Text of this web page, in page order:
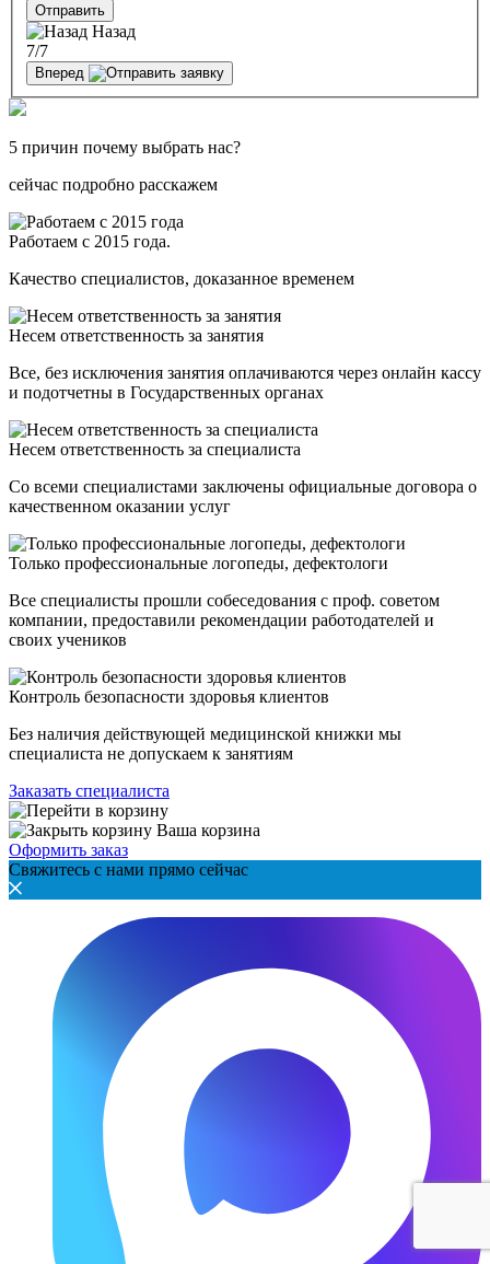
Отправить
Назад
7/7
Вперед
5 причин почему выбрать нас?
сейчас подробно расскажем
Работаем с 2015 года.
Качество специалистов, доказанное временем
Несем ответственность за занятия
Все, без исключения занятия оплачиваются через онлайн кассу
и подотчетны в Государственных органах
Несем ответственность за специалиста
Со всеми специалистами заключены официальные договора о
качественном оказании услуг
Только профессиональные логопеды, дефектологи
Все специалисты прошли собеседования с проф. советом
компании, предоставили рекомендации работодателей и
своих учеников
Контроль безопасности здоровья клиентов
Без наличия действующей медицинской книжки мы
специалиста не допускаем к занятиям
Заказать специалиста
Ваша корзина
Оформить заказ
Свяжитесь с нами прямо сейчас